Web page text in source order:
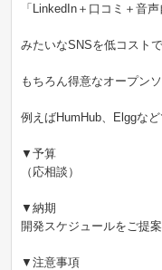
「LinkedIn＋口コミ＋音声
みたいなSNSを低コスト
もちろん得意なオープン
例えばHumHub、Elggなど
▼予算
（応相談）
▼納期
開発スケジュールをご提案
▼注意事項